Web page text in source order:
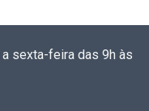
sexta-feira das 9h às